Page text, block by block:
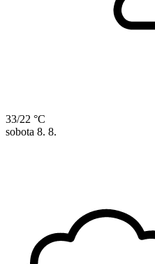
33/22 °C
sobota 8. 8.